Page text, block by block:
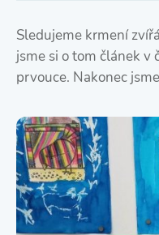
Sledujeme krmení
jsme si o tom článek v
prvouce. Nakonec